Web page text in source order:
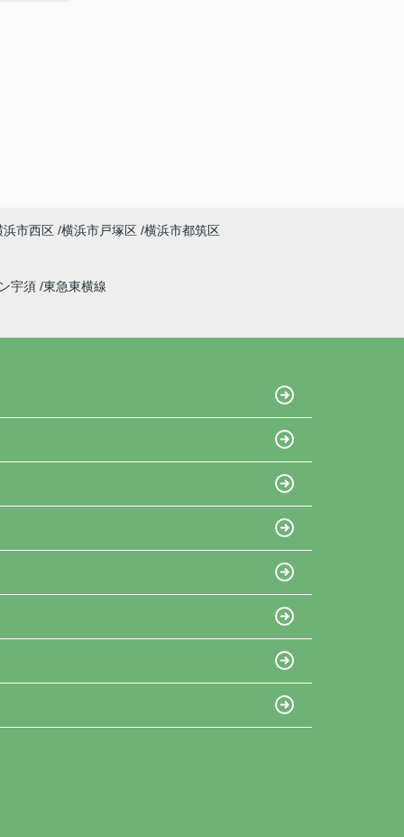
浜市西区 横浜市戸塚区 横浜市都筑区
宇須 東急東横線